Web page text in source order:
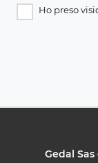
Ho preso
Gedal